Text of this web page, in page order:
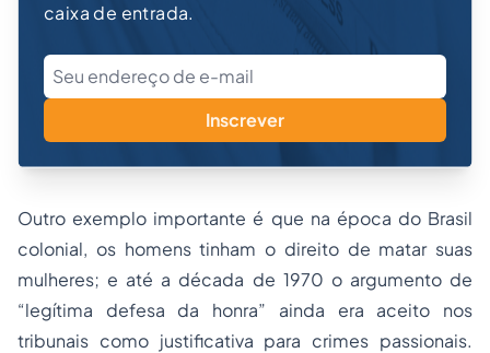
caixa de entrada.
Inscrever
Outro exemplo importante é que na época do Brasil
colonial, os homens tinham o direito de matar suas
mulheres; e até a década de 1970 o argumento de
“legítima defesa da honra” ainda era aceito nos
tribunais como justificativa para crimes passionais.